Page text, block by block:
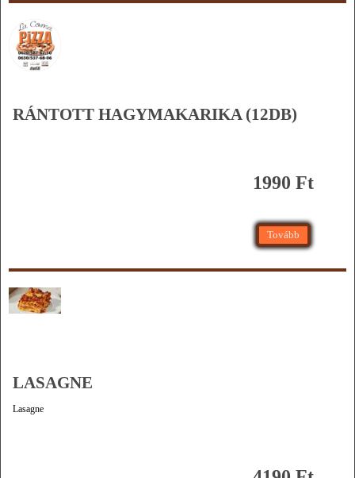
RÁNTOTT HAGYMAKARIKA (12DB)
1990 Ft
Tovább
LASAGNE
Lasagne